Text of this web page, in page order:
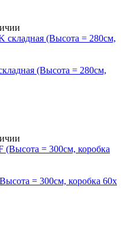
(Высота = 280см,
= 300cм, коробка 60х